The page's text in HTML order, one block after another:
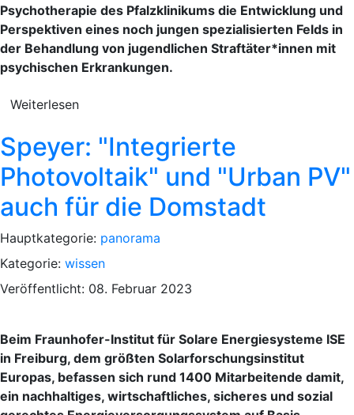
Psychotherapie des Pfalzklinikums die Entwicklung und
Perspektiven eines noch jungen spezialisierten Felds in
der Behandlung von jugendlichen Straftäter*innen mit
psychischen Erkrankungen.
Weiterlesen
Speyer: "Integrierte
Photovoltaik" und "Urban PV"
auch für die Domstadt
Hauptkategorie: panorama
Kategorie: wissen
Veröffentlicht: 08. Februar 2023
Beim Fraunhofer-Institut für Solare Energiesysteme ISE
in Freiburg, dem größten Solarforschungsinstitut
Europas, befassen sich rund 1400 Mitarbeitende damit,
ein nachhaltiges, wirtschaftliches, sicheres und sozial